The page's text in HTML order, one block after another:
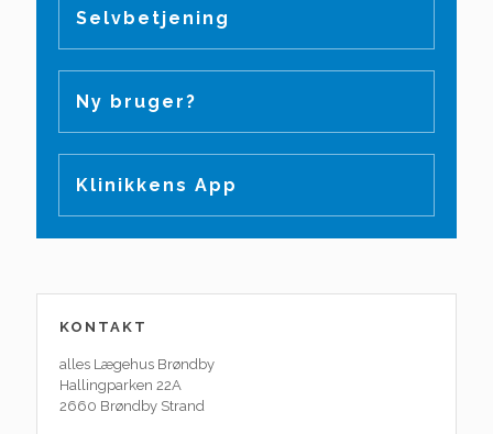
Selvbetjening
Ny bruger?
Klinikkens App
KONTAKT
alles Lægehus Brøndby
Hallingparken 22A
2660 Brøndby Strand